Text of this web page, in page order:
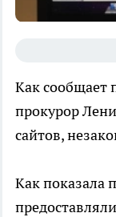
Как сообщает
прокурор
сайтов,
Как показала